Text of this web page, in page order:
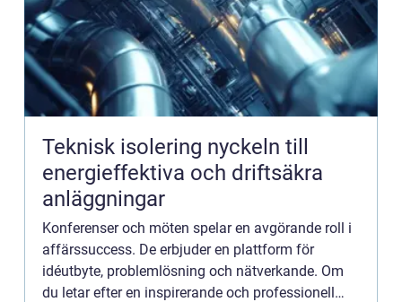
Teknisk isolering nyckeln till
energieffektiva och driftsäkra
anläggningar
Konferenser och möten spelar en avgörande roll i
affärssuccess. De erbjuder en plattform för
idéutbyte, problemlösning och nätverkande. Om
du letar efter en inspirerande och professionell